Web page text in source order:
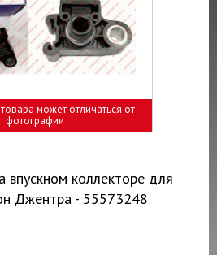
может отличаться от
фотографии
впускном коллекторе для
Джентра - 55573248